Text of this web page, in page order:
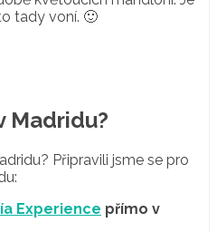
tady voní. 🙂
Madridu?
Připravili jsme se pro
Experience přímo v